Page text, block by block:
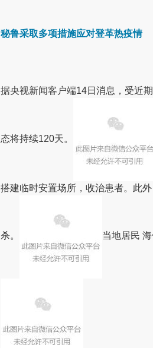
秘鲁采取多项措施应对登革热疫情
据央视新闻客户端14日消息，受近
态将持续120天。
搭建临时安置场所，收治患者。 此
杀。 当地居民